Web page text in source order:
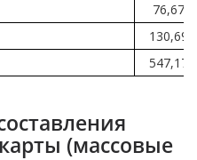
76,67
130,69
547,17
(массовые